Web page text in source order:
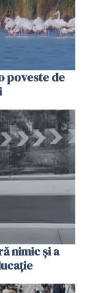
poveste de
nimic și a